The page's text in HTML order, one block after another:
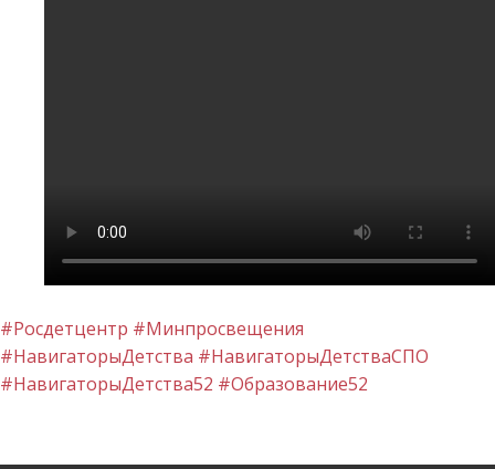
#Росдетцентр #Минпросвещения
#НавигаторыДетства #НавигаторыДетстваСПО
#НавигаторыДетства52 #Образование52